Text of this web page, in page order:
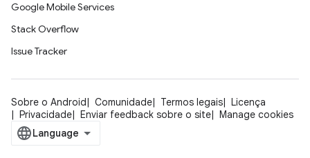
Google Mobile Services
Stack Overflow
Issue Tracker
Sobre o Android Comunidade Termos legais
Licença
Privacidade
Enviar feedback sobre o site Manage cookies